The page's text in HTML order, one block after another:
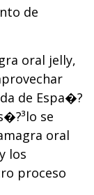
de
oral jelly,
de Espa�?
se
oral
los
proceso